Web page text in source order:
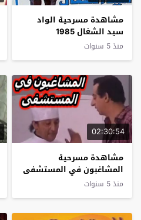
مشاهدة مسرحية الواد
سيد الشغال 1985
منذ 5 سنوات
02:30:54
مشاهدة مسرحية
المشاغبون في المستشفى
1992
منذ 5 سنوات